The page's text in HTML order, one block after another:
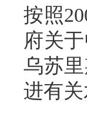
按照
府关
乌苏
进有